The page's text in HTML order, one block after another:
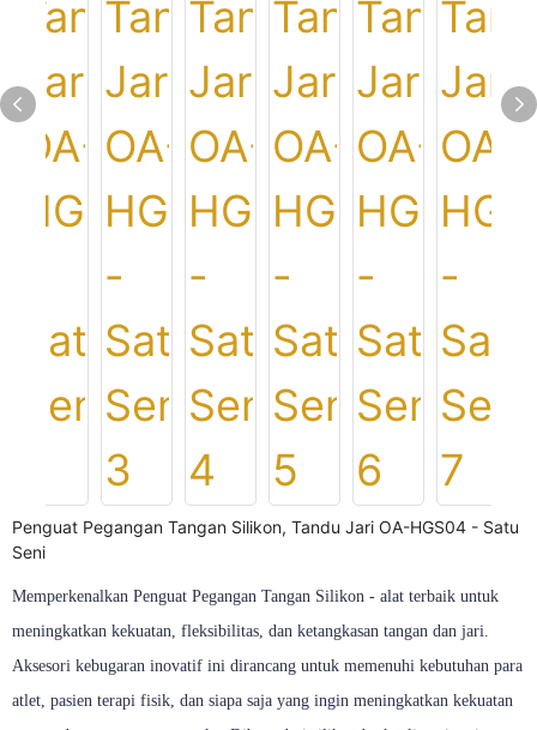
Penguat Pegangan Tangan Silikon, Tandu Jari OA-HGS04 - Satu
Seni
Memperkenalkan Penguat Pegangan Tangan Silikon - alat terbaik untuk
meningkatkan kekuatan, fleksibilitas, dan ketangkasan tangan dan jari.
Aksesori kebugaran inovatif ini dirancang untuk memenuhi kebutuhan para
atlet, pasien terapi fisik, dan siapa saja yang ingin meningkatkan kekuatan